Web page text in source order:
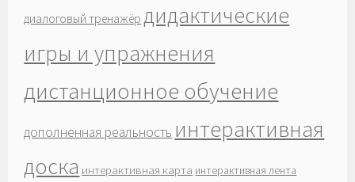
диалоговый тренажёр дидактические
игры и упражнения
дистанционное обучение
дополненная реальность интерактивная
доска интерактивная карта интерактивная лента